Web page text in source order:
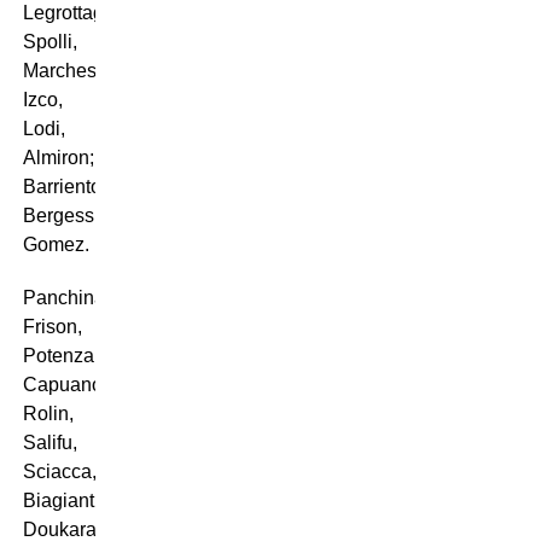
Legrottaglie,
Spolli,
Marchese;
Izco,
Lodi,
Almiron;
Barrientos,
Bergessio,
Gomez.
Panchina:
Frison,
Potenza,
Capuano,
Rolin,
Salifu,
Sciacca,
Biagianti,
Doukara,